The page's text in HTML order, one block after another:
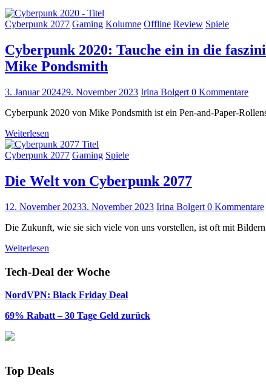
Cyberpunk 2077 Gaming Kolumne Offline Review Spiele
Cyberpunk 2020: Tauche ein in die
Mike Pondsmith
3. Januar 202429. November 2023 Irina Bolgert 0 Kommentare
Cyberpunk 2020 von Mike Pondsmith ist ein Pen-and-Paper-
Weiterlesen
Cyberpunk 2077 Gaming Spiele
Die Welt von Cyberpunk 2077
12. November 20233. November 2023 Irina Bolgert 0 Kommentare
Die Zukunft, wie sie sich viele von uns vorstellen, ist oft mit
Weiterlesen
Tech-Deal der Woche
NordVPN: Black Friday Deal
69% Rabatt – 30 Tage Geld zurück
Top Deals